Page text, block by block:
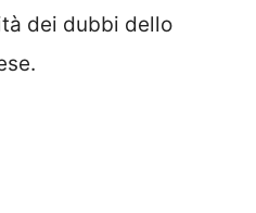
dei dubbi dello